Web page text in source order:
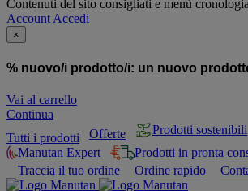
Contenuti del sito consigliati e menù
Account Accedi
×
% nuovo/i prodotto/i: un nuovo
Vai al carrello
Continua
Tutti i prodotti
Offerte
Prodotti sostenibili
Manutan Expert
Prodotti in pronta
Traccia il tuo ordine
Ordine rapido